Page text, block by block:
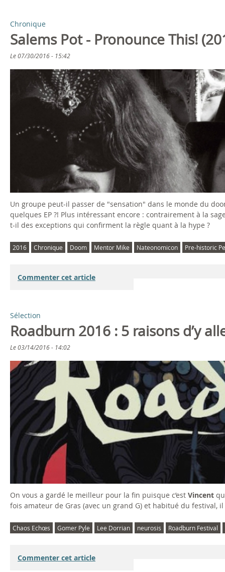
e
s
i
Chronique
Salems Pot - Pronounce This!
Le07/30/2016 - 15:42
Un groupe peut-il passer de "sensation" dans le monde du
quelques EP ?! Plus intéressant encore : contrairement à la
t-il des exceptions qui confirment la règle quant à la hype ?
2016 Chronique Doom Mentor Mike Nateonomicon Pre-historic
Commenter cet article
Sélection
Roadburn 2016 : 5 raisons d’y
Le03/14/2016 - 14:02
On vous a gardé le meilleur pour la fin puisque c’est Vincent
fois amateur de Gras (avec un grand G) et habitué du festival,
Chaos Echœs Gomer Pyle Lee Dorrian neurosis Roadburn Festival
Commenter cet article
g
e
s